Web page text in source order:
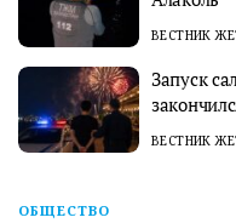
ВЕСТНИК
Запуск
ВЕСТНИК
ОБЩЕСТВО